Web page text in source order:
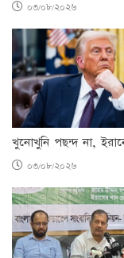
০৩/০৮/২০২৬
খুনোখুনি পছন্দ না,
০৩/০৮/২০২৬